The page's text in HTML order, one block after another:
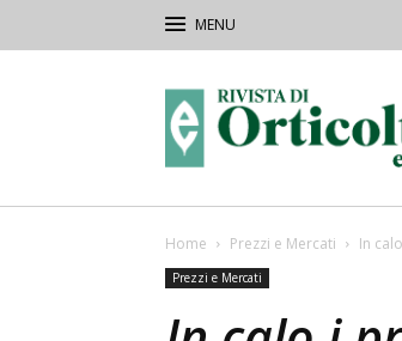
Orticoltura
Home Prezzi e Mercati In
Prezzi e Mercati